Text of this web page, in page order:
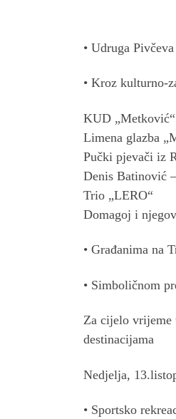
• Udruga
• Kroz kulturno-
KUD „Metković“
Limena glazba
Pučki pjevači iz
Denis Batinović
Trio „LERO“
Domagoj i
• Građanima na
• Simboličnom
Za cijelo vrijeme
destinacijama
Nedjelja,
• Sportsko